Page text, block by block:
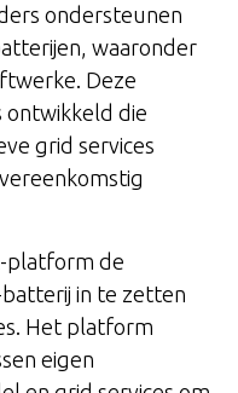
ondersteunen
waaronder
Deze
ontwikkeld die
grid services
platform de
in te zetten
Het platform
eigen